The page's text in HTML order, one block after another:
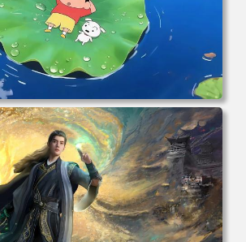
卡通场景 夏日休闲 夏日壁纸 治愈系 童
笔小新 电脑桌面 高清壁纸 壁纸下载 壁